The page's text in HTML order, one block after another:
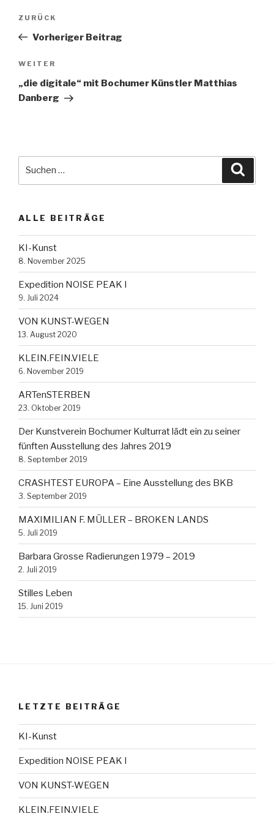
Beitragsnavigation
Vorheriger
Beitrag
ZURÜCK
Vorheriger Beitrag
Nächster
Beitrag
WEITER
„die digitale“ mit Bochumer Künstler Matthias
Danberg
ALLE BEITRÄGE
KI-Kunst
8. November 2025
Expedition NOISE PEAK I
9. Juli 2024
VON KUNST-WEGEN
13. August 2020
KLEIN.FEIN.VIELE
6. November 2019
ARTenSTERBEN
23. Oktober 2019
Der Kunstverein Bochumer Kulturrat lädt ein zu seiner
fünften Ausstellung des Jahres 2019
8. September 2019
CRASHTEST EUROPA – Eine Ausstellung des BKB
3. September 2019
MAXIMILIAN F. MÜLLER – BROKEN LANDS
5. Juli 2019
Barbara Grosse Radierungen 1979 – 2019
2. Juli 2019
Stilles Leben
15. Juni 2019
LETZTE BEITRÄGE
KI-Kunst
Expedition NOISE PEAK I
VON KUNST-WEGEN
KLEIN.FEIN.VIELE